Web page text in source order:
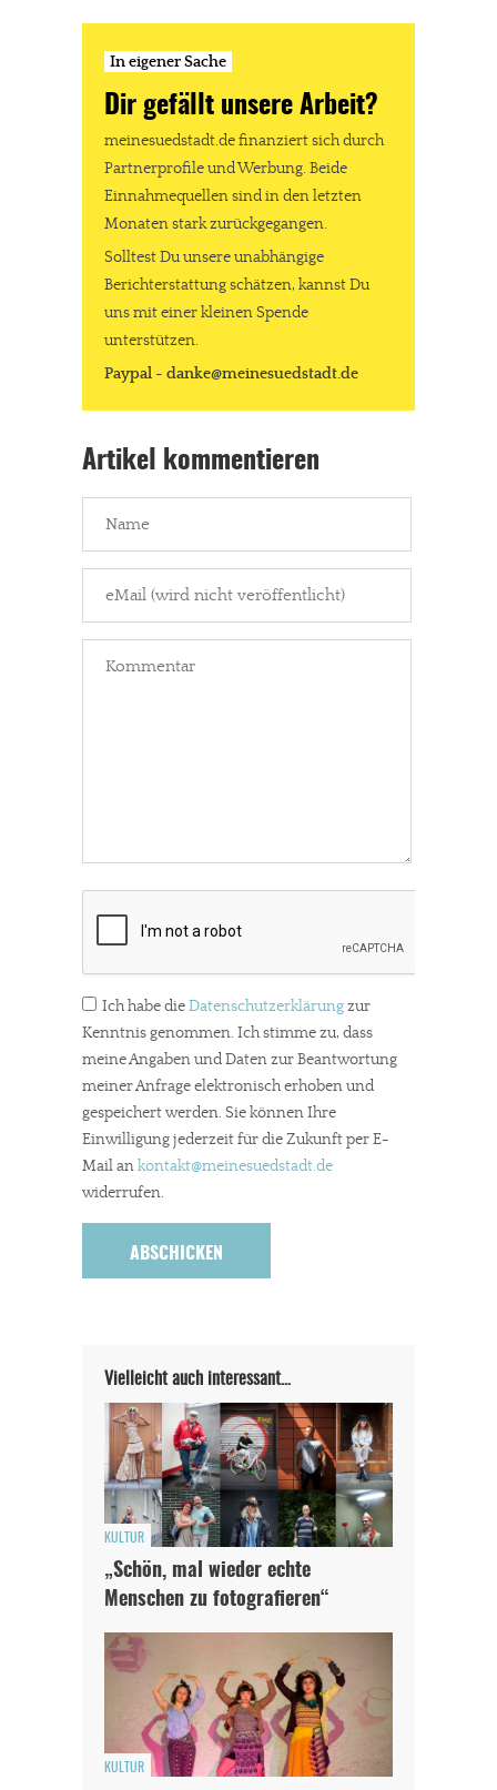
Solltest Du unsere unabhängige Berichterstattung schätzen,
kannst Du uns mit einer kleinen Spende unterstützen.
Paypal - danke@meinesuedstadt.de
JETZT SPENDEN Schon erledigt!
In eigener Sache
Dir gefällt unsere Arbeit?
meinesuedstadt.de finanziert sich durch
Partnerprofile und Werbung. Beide
Einnahmequellen sind in den letzten
Monaten stark zurückgegangen.
Solltest Du unsere unabhängige
Berichterstattung schätzen, kannst Du
uns mit einer kleinen Spende
unterstützen.
Paypal - danke@meinesuedstadt.de
Artikel kommentieren
Ich habe dieDatenschutzerklärungzur
Kenntnis genommen. Ich stimme zu, dass
meine Angaben und Daten zur Beantwortung
meiner Anfrage elektronisch erhoben und
gespeichert werden. Sie können Ihre
Einwilligung jederzeit für die Zukunft per E-
Mail ankontakt@meinesuedstadt.de
widerrufen.
Vielleicht auch interessant…
KULTUR
„Schön, mal wieder echte
Menschen zu fotografieren“
KULTUR